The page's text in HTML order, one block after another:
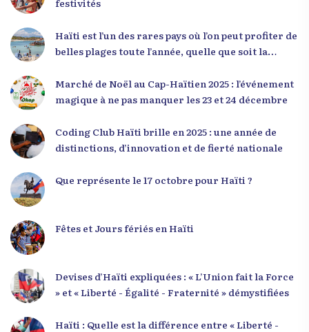
du pays, et qu’un engagement structuré de
seulement 4 % d’entre eux pourrait modifier
significativement la trajectoire nationale. Sa
seconde intervention, « Jenès la ak responsablite l
», a souligné le lien indissociable entre potentiel et
responsabilité. Le Dr Volcy a invité les jeunes à
communautés, à investir dans leur formation et à
développer un leadership intègre. Appel à un
Haïti est l’un des rares pays où l’on peut profiter de
belles plages toute l’année, quelle que soit la
Marché de Noël au Cap-Haïtien 2025 : l’événement
magique à ne pas manquer les 23 et 24 décembre
Coding Club Haïti brille en 2025 : une année de
distinctions, d’innovation et de fierté nationale
Que représente le 17 octobre pour Haïti ?
Fêtes et Jours fériés en Haïti
Devises d’Haïti expliquées : « L’Union fait la Force
» et « Liberté - Égalité - Fraternité » démystifiées
Haïti : Quelle est la différence entre « Liberté -